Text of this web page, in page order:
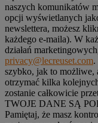
naszych komunikatów
opcji wyświetlanych
newslettera, możesz
każdego e-maila). W
działań
privacy@lecreuset.com.
szybko, jak to możliwe,
otrzymać kilka
zostanie całkowicie
TWOJE DANE SĄ
Pamiętaj, że masz